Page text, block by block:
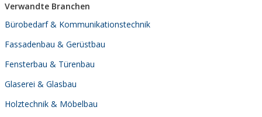
Verwandte Branchen
Bürobedarf & Kommunikationstechnik
Fassadenbau & Gerüstbau
Fensterbau & Türenbau
Glaserei & Glasbau
Holztechnik & Möbelbau